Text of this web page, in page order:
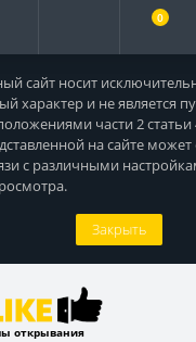
сайт носит
характер и не является
части 2 статьи
на сайте может
с различными
Закрыть
0
открывания